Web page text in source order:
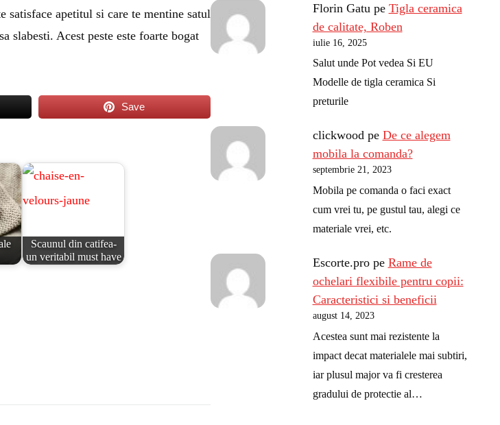
satisface apetitul si care te mentine satul
slabesti. Acest peste este foarte bogat
Save
Scaunul din catifea-
un veritabil must have
Florin Gatu pe Tigla ceramica
de calitate, Roben
iulie 16, 2025
Salut unde Pot vedea Si EU
Modelle de tigla ceramica Si
preturile
clickwoodpe De ce alegem
mobila la comanda?
septembrie 21, 2023
Mobila pe comanda o faci exact
cum vrei tu, pe gustul tau, alegi ce
materiale vrei, etc.
Escorte.prope Rame de
ochelari flexibile pentru copii:
Caracteristici si beneficii
august 14, 2023
Acestea sunt mai rezistente la
impact decat materialele mai subtiri,
iar plusul major va fi cresterea
gradului de protectie al…